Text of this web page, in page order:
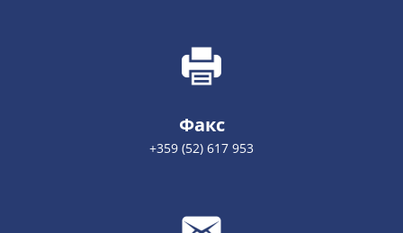
Факс
+359 (52) 617 953